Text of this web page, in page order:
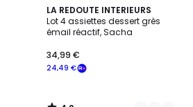
LA REDOUTE INTERIEURS
Lot 4 assiettes dessert grès
émail réactif, Sacha
24,49 €
34,99 €
4,2
/ 5
2
Couleurs